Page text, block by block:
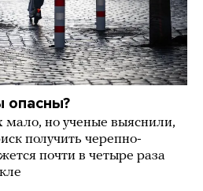
опасны?
но ученые выяснили,
получить черепно-
почти в четыре раза